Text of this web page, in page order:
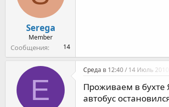
Serega
Member
Сообщения 14
E
Среда в 12:40 / 14 Июль 2010г.
Проживаем в бухте
автобус